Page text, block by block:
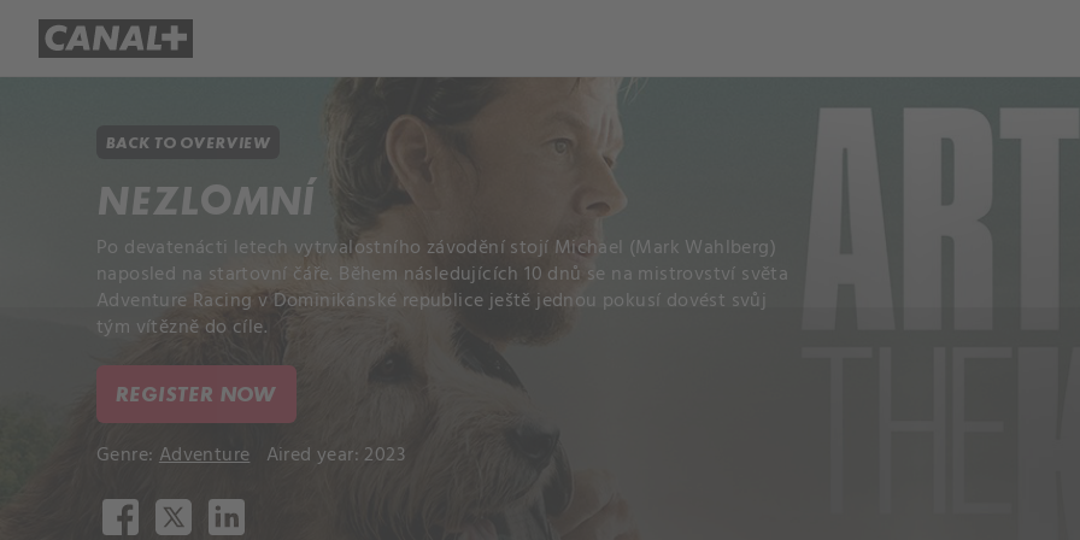
BACK TO OVERVIEW
NEZLOMNÍ
Po devatenácti letech vytrvalostního závodění stojí Michael (Mark Wahlberg)
naposled na startovní čáře. Během následujících 10 dnů se na mistrovství světa
Adventure Racing v Dominikánské republice ještě jednou pokusí dovést svůj
tým vítězně do cíle.
REGISTER NOW
Genre: Adventure Aired year: 2023